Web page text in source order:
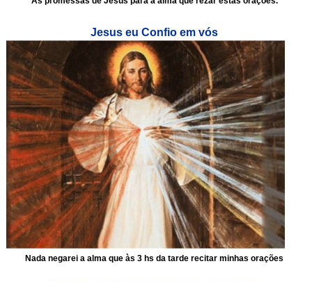
Jesus eu Confio em vós
Nada negarei a alma que às 3 hs da tarde recitar minhas orações